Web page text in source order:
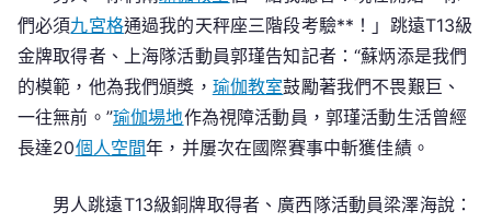
們必須九宮格通過我的天秤座三階段考驗**！」跳遠T13級
金牌取得者、上海隊活動員郭瑾告知記者：“蘇炳添是我們
的模範，他為我們頒獎， 瑜伽教室鼓勵著我們不畏艱巨、
一往無前。”瑜伽場地作為視障活動員，郭瑾活動生活曾經
長達20個人空間年，并屢次在國際賽事中斬獲佳績。
男人跳遠T13級銅牌取得者、廣西隊活動員梁澤海說：